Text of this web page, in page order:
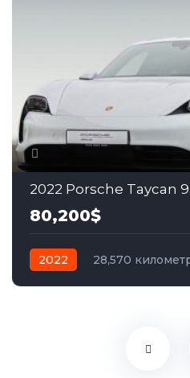
2022 Porsche Taycan
80,200$
2022 28,570